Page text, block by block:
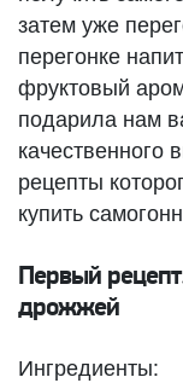
затем уже
перегонке
фруктовый
подарила нам
качественного
рецепты
купить
Первый
дрожжей
Ингредиенты: